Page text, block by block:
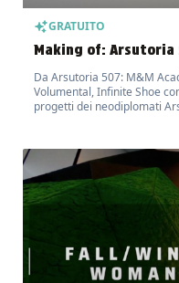
GRATUITO
Making of: Arsutoria
Da Arsutoria 507: M&M
Volumental, Infinite Shoe
progetti dei neodiplomati